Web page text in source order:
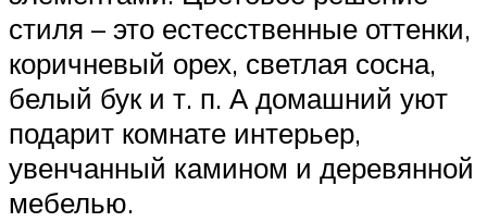
стиля – это естесственные оттенки,
коричневый орех, светлая сосна,
белый бук и т. п. А домашний уют
подарит комнате интерьер,
увенчанный камином и деревянной
мебелью.